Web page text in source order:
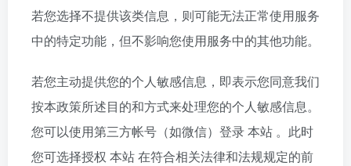
若您选择不提供该类信息，则可能无法正常使用服务
中的特定功能，但不影响您使用服务中的其他功能。
若您主动提供您的个人敏感信息，即表示您同意我们
按本政策所述目的和方式来处理您的个人敏感信息。
您可以使用第三方帐号（如微信）登录 本站 。此时
您可选择授权 本站 在符合相关法律和法规规定的前